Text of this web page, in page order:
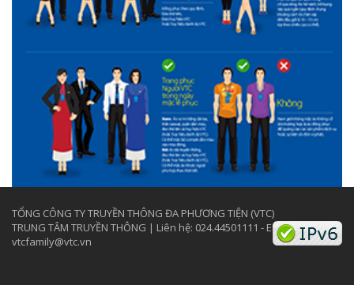
TỔNG CÔNG TY TRUYỀN THÔNG ĐA PHƯƠNG TIỆN (VTC)
TRUNG TÂM TRUYỀN THÔNG | Liên hệ: 024.44501111 - Email:
vtcfamily@vtc.vn